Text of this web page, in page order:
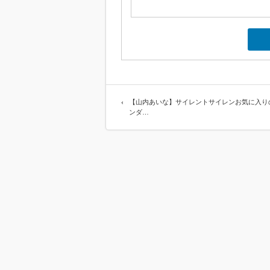
【山内あいな】サイレントサイレンお気に入
ンダ…